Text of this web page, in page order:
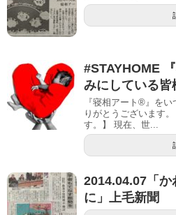
#STAYHOME
みにしている皆
『寝相アート®』を
りがとうございます
す。】 現在、世...
2014.04.07「
に」上毛新聞